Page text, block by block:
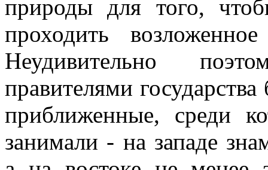
природы для того,
проходить
Неудивительно
правителями
приближенные, среди
занимали - на западе